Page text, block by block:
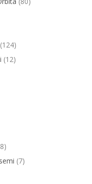
(124)
(12)
(7)